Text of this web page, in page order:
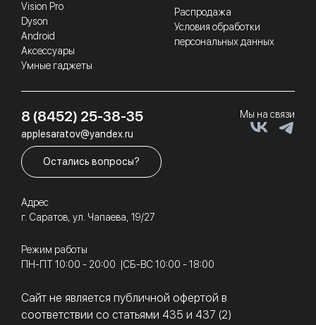
Vision Pro
Dyson
Android
Аксессуары
Умные гаджеты
Распродажа
Условия обработки
персональных данных
8 (8452) 25-38-35
applesaratov@yandex.ru
Остались вопросы?
Адрес
г. Саратов, ул. Чапаева, 19/27
Режим работы
ПН-ПТ 10:00 - 20:00
СБ-ВС 10:00 - 18:00
Сайт не является публичной офертой в
соответствии со статьями 435 и 437 (2)
Мы на связи